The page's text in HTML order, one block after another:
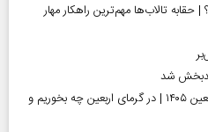
تالاب‌ها مهم‌ترین راهکار مهار
شد
توصیه‌های تغذیه‌ای برای زائران اربعین ۱۴۰۵ | در گرمای اربعین چه بخوریم و